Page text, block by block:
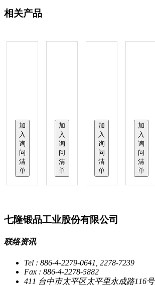
相关产品
加
入
询
问
清
单
加
入
询
问
清
单
加
入
询
问
清
单
加
入
询
问
清
单
七隆锻品工业股份有限公司
联络资讯
Tel : 886-4-2279-0641, 2278-7239
Fax : 886-4-2278-5882
411 台中市太平区太平里永成路116号